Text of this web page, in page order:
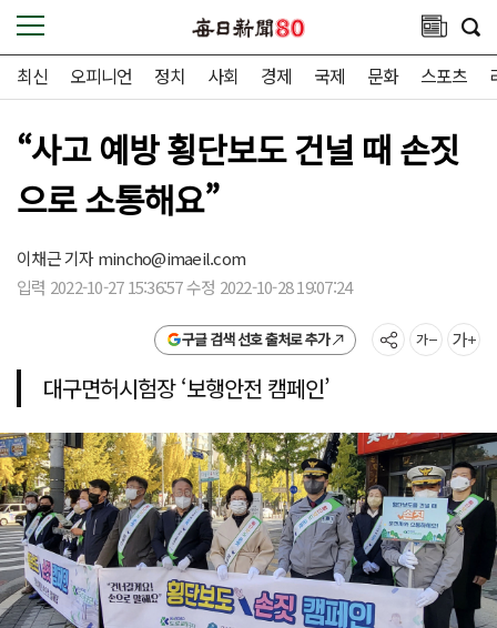
최신 오피니언 정치 사회 경제 국제 문화 스포츠
“사고 예방 횡단보도 건널 때 손짓
으로 소통해요”
이채근 기자mincho@imaeil.com
입력 2022-10-27 15:36:57 수정 2022-10-28 19:07:24
구글 검색 선호 출처로 추가
대구면허시험장 ‘보행안전 캠페인’